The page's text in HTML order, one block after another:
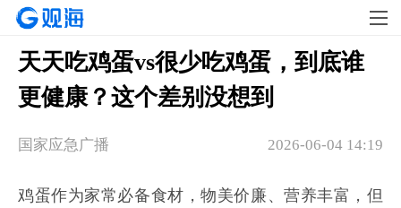
天天吃鸡蛋vs很少吃鸡蛋，到底谁
更健康？这个差别没想到
2026-06-04 14:19
国家应急广播
鸡蛋作为家常必备食材，物美价廉、营养丰富，但